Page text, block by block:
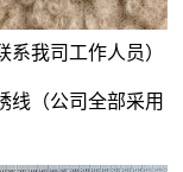
系我司工作人员）
线（公司全部采用